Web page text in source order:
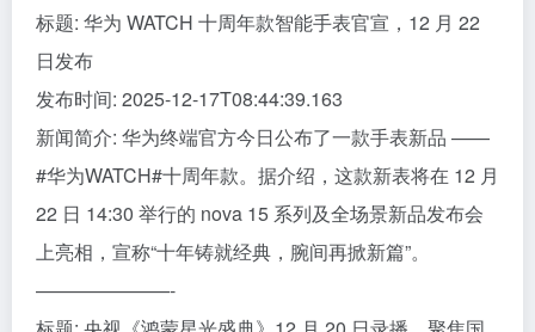
标题: 华为 WATCH 十周年款智能手表官宣，12 月 22
日发布
发布时间: 2025-12-17T08:44:39.163
新闻简介: 华为终端官方今日公布了一款手表新品 ——
#华为WATCH#十周年款。据介绍，这款新表将在 12 月
22 日 14:30 举行的 nova 15 系列及全场景新品发布会
上亮相，宣称“十年铸就经典，腕间再掀新篇”。
———————-